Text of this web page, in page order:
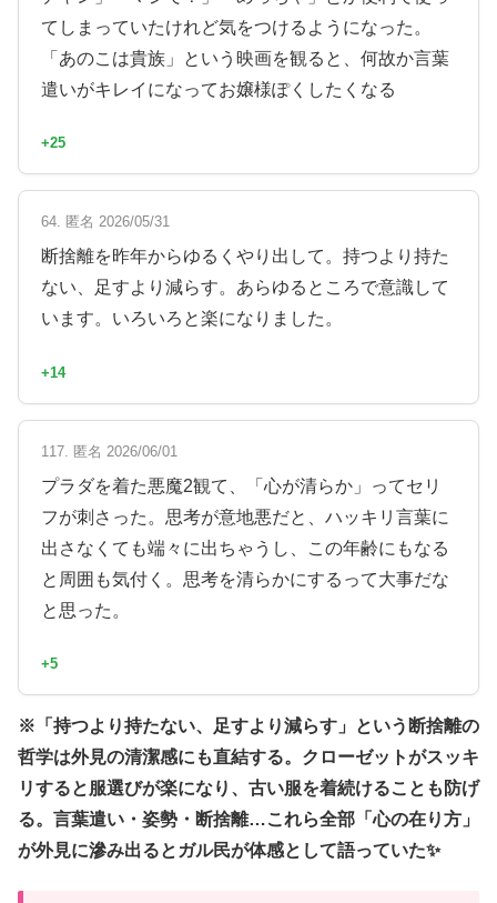
てしまっていたけれど気をつけるようになった。
「あのこは貴族」という映画を観ると、何故か言葉
遣いがキレイになってお嬢様ぽくしたくなる
+25
64. 匿名 2026/05/31
断捨離を昨年からゆるくやり出して。持つより持た
ない、足すより減らす。あらゆるところで意識して
います。いろいろと楽になりました。
+14
117. 匿名 2026/06/01
プラダを着た悪魔2観て、「心が清らか」ってセリ
フが刺さった。思考が意地悪だと、ハッキリ言葉に
出さなくても端々に出ちゃうし、この年齢にもなる
と周囲も気付く。思考を清らかにするって大事だな
と思った。
+5
※「持つより持たない、足すより減らす」という断捨離の
哲学は外見の清潔感にも直結する。クローゼットがスッキ
リすると服選びが楽になり、古い服を着続けることも防げ
る。言葉遣い・姿勢・断捨離…これら全部「心の在り方」
が外見に滲み出るとガル民が体感として語っていた✨